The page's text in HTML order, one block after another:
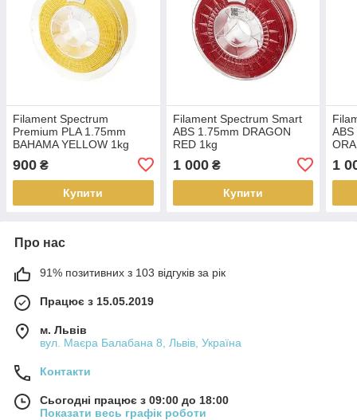
Filament Spectrum
Premium PLA 1.75mm
BAHAMA YELLOW 1kg
900 ₴
Купити
Filament Spectrum Smart
ABS 1.75mm DRAGON
RED 1kg
1 000₴
Купити
1
Про нас
91% позитивних з 103 відгуків за рік
Працює з 15.05.2019
м. Львів
вул. Маєра Балабана 8, Львів, Україна
Контакти
Сьогодні працює з 09:00 до 18:00
Показати весь графік роботи